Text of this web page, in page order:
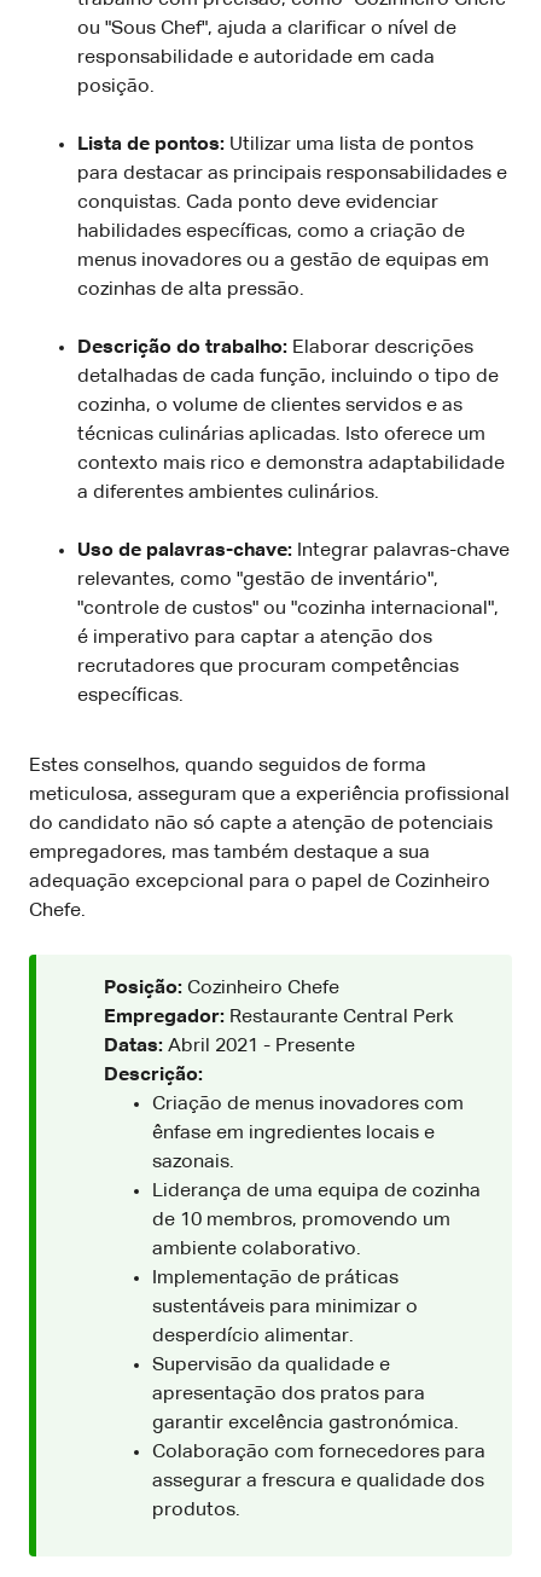
ou "Sous Chef", ajuda a clarificar o nível de
responsabilidade e autoridade em cada
posição.
Lista de pontos: Utilizar uma lista de pontos
para destacar as principais responsabilidades e
conquistas. Cada ponto deve evidenciar
habilidades específicas, como a criação de
menus inovadores ou a gestão de equipas em
cozinhas de alta pressão.
Descrição do trabalho: Elaborar descrições
detalhadas de cada função, incluindo o tipo de
cozinha, o volume de clientes servidos e as
técnicas culinárias aplicadas. Isto oferece um
contexto mais rico e demonstra adaptabilidade
a diferentes ambientes culinários.
Uso de palavras-chave: Integrar palavras-chave
relevantes, como "gestão de inventário",
"controle de custos" ou "cozinha internacional",
é imperativo para captar a atenção dos
recrutadores que procuram competências
específicas.
Estes conselhos, quando seguidos de forma
meticulosa, asseguram que a experiência profissional
do candidato não só capte a atenção de potenciais
empregadores, mas também destaque a sua
adequação excepcional para o papel de Cozinheiro
Chefe.
Posição: Cozinheiro Chefe
Empregador: Restaurante Central Perk
Datas: Abril 2021 - Presente
Descrição:
Criação de menus inovadores com
ênfase em ingredientes locais e
sazonais.
Liderança de uma equipa de cozinha
de 10 membros, promovendo um
ambiente colaborativo.
Implementação de práticas
sustentáveis para minimizar o
desperdício alimentar.
Supervisão da qualidade e
apresentação dos pratos para
garantir excelência gastronómica.
Colaboração com fornecedores para
assegurar a frescura e qualidade dos
produtos.